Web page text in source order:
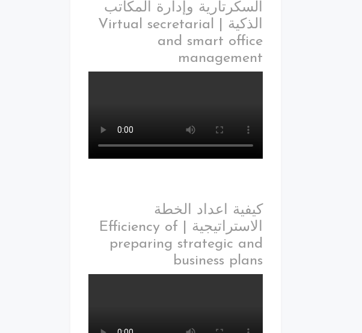
السكرتارية وإدارة المكاتب
الذكية | Virtual secretarial
and smart office
management
كيفية اعداد الخطة
الاستراتيجية | Efficiency of
preparing strategic and
business plans